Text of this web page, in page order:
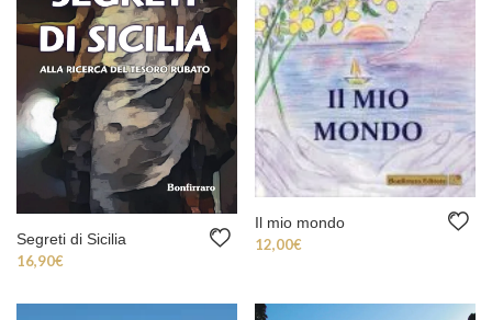
Segreti di Sicilia
16,90€
Il mio mondo
12,00€